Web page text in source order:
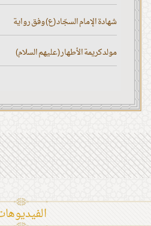
شهادة الإمام السجّاد (ع) وفق رواية
مولد كريمة الأطهار (عليهم السلام)